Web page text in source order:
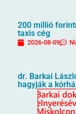
200 millió
taxis cég
2026-08-09
dr. Barkai
hagyják a